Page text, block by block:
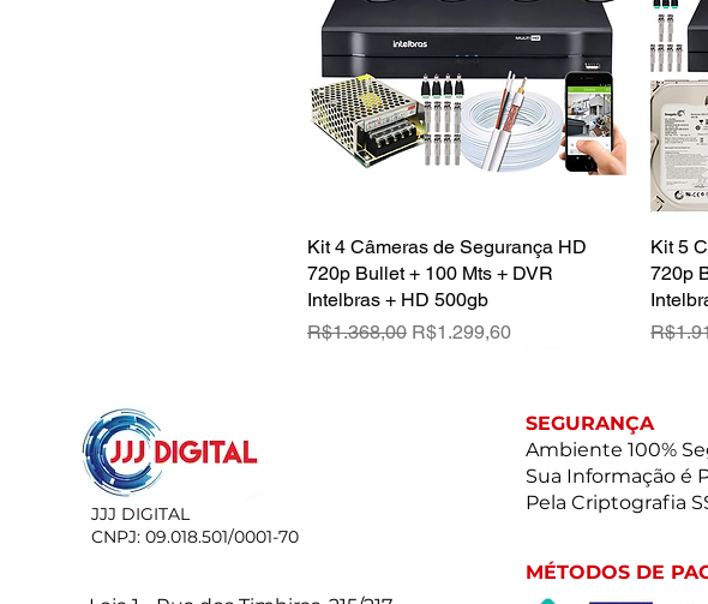
Quick View
Kit 4 Câmeras de Segurança HD
720p Bullet + 100 Mts + DVR
Intelbras + HD 500gb
Regular Price
R$1.368,00 Sale Price
R$1.299,60
Kit 5
720p
JJJ DIGITAL
CNPJ: 09.018.501/0001-70
SEGURANÇA
Ambiente 100%
Sua Informação é
Pela Criptografia
MÉTODOS DE